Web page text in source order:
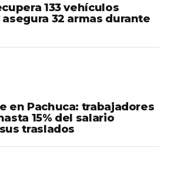
133 vehículos
32 armas durante
en Pachuca: trabajadores
15% del salario
traslados